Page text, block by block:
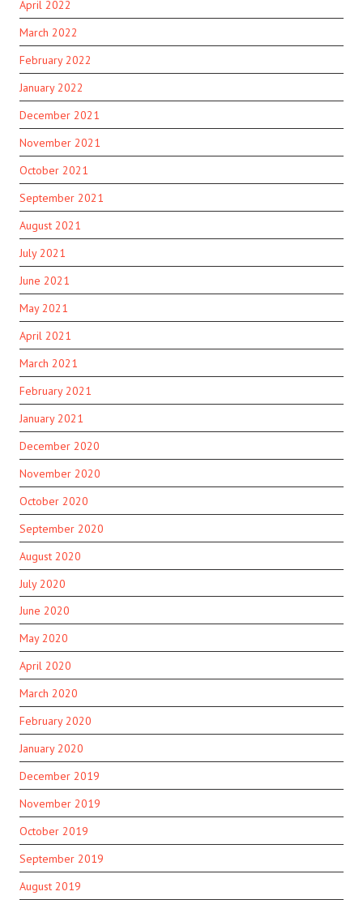
April 2022
March 2022
February 2022
January 2022
December 2021
November 2021
October 2021
September 2021
August 2021
July 2021
June 2021
May 2021
April 2021
March 2021
February 2021
January 2021
December 2020
November 2020
October 2020
September 2020
August 2020
July 2020
June 2020
May 2020
April 2020
March 2020
February 2020
January 2020
December 2019
November 2019
October 2019
September 2019
August 2019